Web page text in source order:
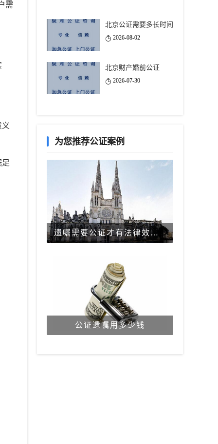
需
北京公证需要多长时间
2026-08-02
北京财产婚前公证
2026-07-30
为您推荐公证案例
遗嘱需要公证才有法律效力吗？
公证遗嘱用多少钱